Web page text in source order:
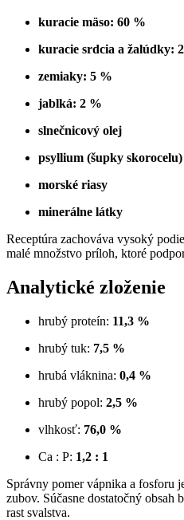
kuracie mäso: 60 %
kuracie srdcia a žalúdky:
zemiaky: 5 %
jablká: 2 %
slnečnicový olej
psyllium (šupky skorocelu)
morské riasy
minerálne látky
Receptúra zachováva vysoký
malé množstvo príloh, ktoré
Analytické zloženie
hrubý proteín: 11,3 %
hrubý tuk: 7,5 %
hrubá vláknina: 0,4 %
hrubý popol: 2,5 %
vlhkosť: 76,0 %
Ca : P: 1,2 : 1
Správny pomer vápnika a fosforu
zubov. Súčasne dostatočný
rast svalstva.